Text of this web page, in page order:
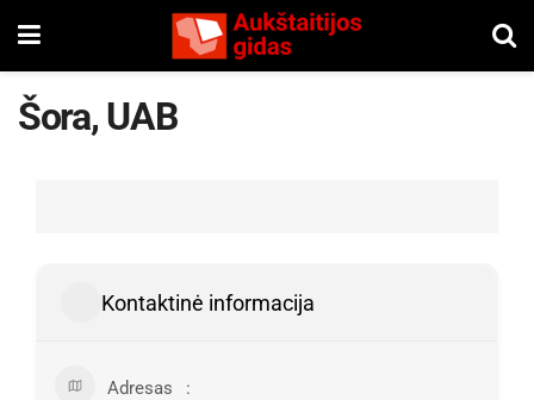
Šora, UAB
Kontaktinė informacija
Adresas